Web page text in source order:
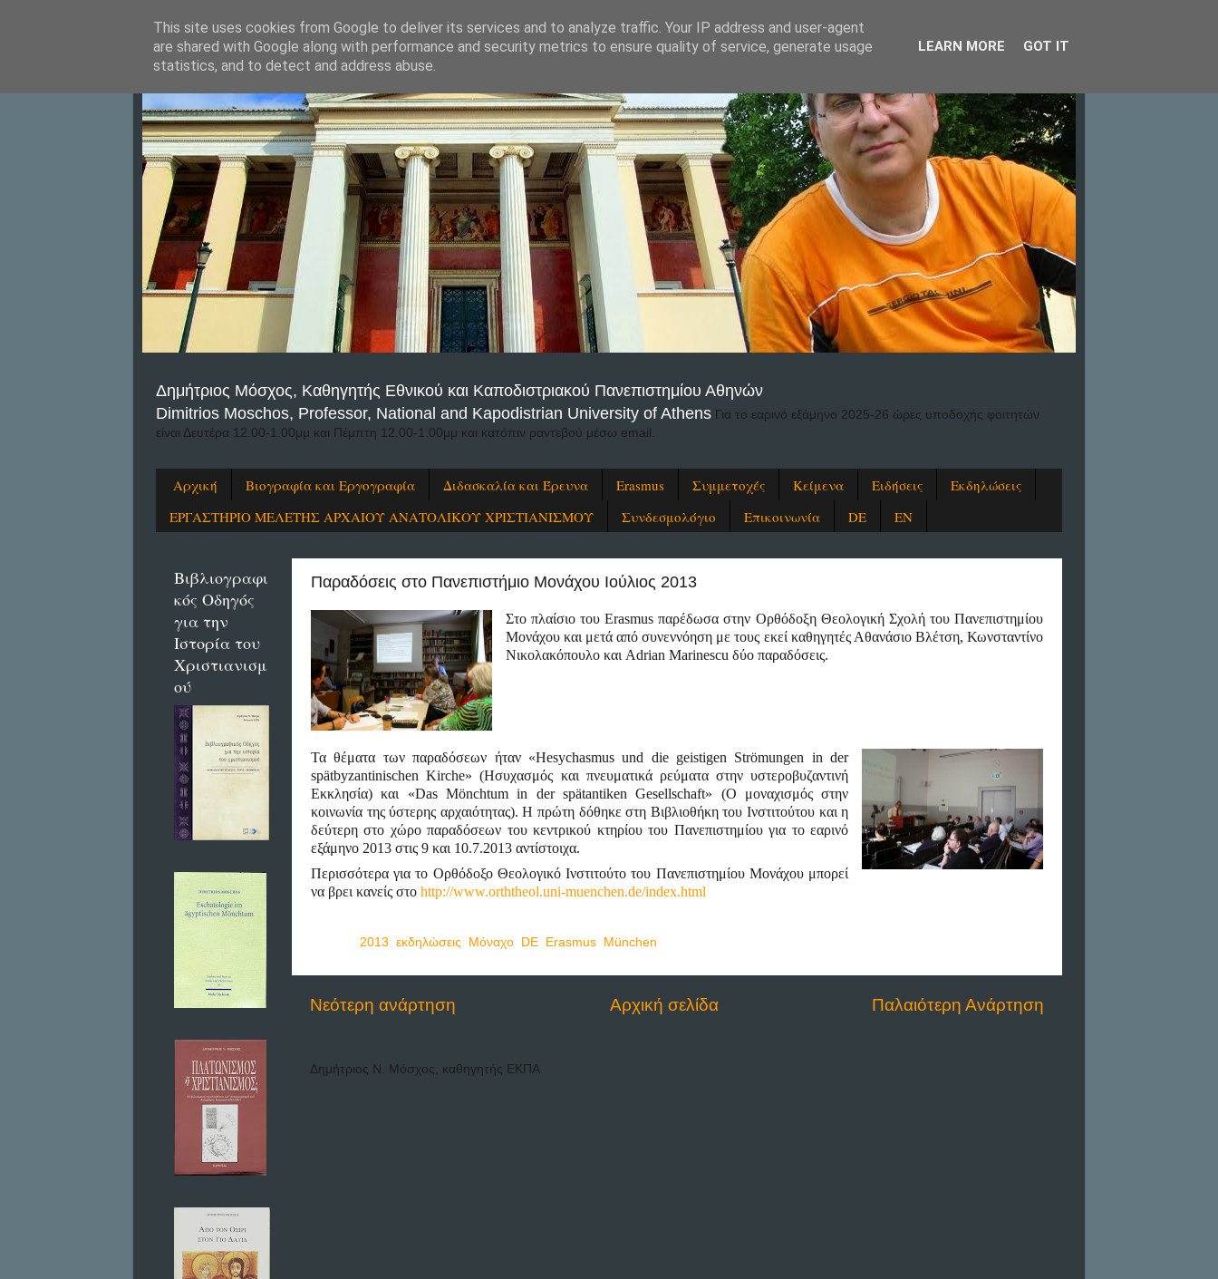
Δημήτριος Μόσχος, Καθηγητής Εθνικού και Καποδιστριακού Πανεπιστημίου Αθηνών
Dimitrios Moschos, Professor, National and Kapodistrian University of Athens Για το εαρινό εξάμηνο 2025-26 ώρες υποδοχής φοιτητών
είναι Δευτέρα 12.00-1.00μμ και Πέμπτη 12.00-1.00μμ και κατόπιν ραντεβού μέσω email.
Αρχική Βιογραφία και Εργογραφία Διδασκαλία και Έρευνα Erasmus Συμμετοχές Κείμενα Ειδήσεις
Εκδηλώσεις
ΕΡΓΑΣΤΗΡΙΟ ΜΕΛΕΤΗΣ ΑΡΧΑΙΟΥ ΑΝΑΤΟΛΙΚΟΥ ΧΡΙΣΤΙΑΝΙΣΜΟΥ
Συνδεσμολόγιο Επικοινωνία DE EN
Παραδόσεις στο Πανεπιστήμιο Μονάχου Ιούλιος 2013
Στο πλαίσιο του Erasmusπαρέδωσα στην Ορθόδοξη Θεολογική Σχολή του Πανεπιστημίου
Μονάχουκαι μετά από συνεννόηση με τους εκεί καθηγητές Αθανάσιο Βλέτση, Κωνσταντίνο
Νικολακόπουλο και Adrian Marinescu δύο παραδόσεις.
Τα θέματα των παραδόσεων ήταν «Hesychasmus und die geistigen Strömungen in der
spätbyzantinischen Kirche» (Ησυχασμός και πνευματικά ρεύματα στην υστεροβυζαντινή
Εκκλησία)και «Das Mönchtum in der spätantiken Gesellschaft» (Ο μοναχισμός στην
κοινωνία της ύστερης αρχαιότητας).Η πρώτη δόθηκε στη Βιβλιοθήκη του Ινστιτούτου και η
δεύτερη στο χώρο παραδόσεων του κεντρικού κτηρίου του Πανεπιστημίου για το εαρινό
εξάμηνο 2013 στις 9 και 10.7.2013 αντίστοιχα.
Περισσότερα για το Ορθόδοξο Θεολογικό Ινστιτούτο του Πανεπιστημίου Μονάχου μπορεί
να βρει κανείς στο http://www.orththeol.uni-muenchen.de/index.html
2013 εκδηλώσεις Μόναχο DE Erasmus München
Νεότερη ανάρτηση Παλαιότερη Ανάρτηση
Αρχική σελίδα
Δημήτριος Ν. Μόσχος, καθηγητής ΕΚΠΑ
Βιβλιογραφι
κός Οδηγός
για την
Ιστορία του
Χριστιανισμ
ού
This site uses cookies from Google to deliver its services and to analyze traffic. Your IP address and user-agent
are shared with Google along with performance and security metrics to ensure quality of service, generate usage
statistics, and to detect and address abuse.
LEARN MORE GOT IT